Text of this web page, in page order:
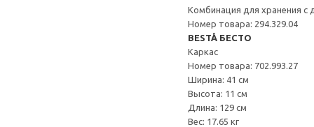
Комбинация для хранения с
Номер товара: 294.329.04
BESTÅ БЕСТО
Каркас
Номер товара: 702.993.27
Ширина: 41 см
Высота: 11 см
Длина: 129 см
Вес: 17.65 кг